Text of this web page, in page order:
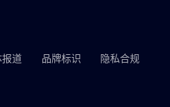
报道 品牌标识
隐私合规